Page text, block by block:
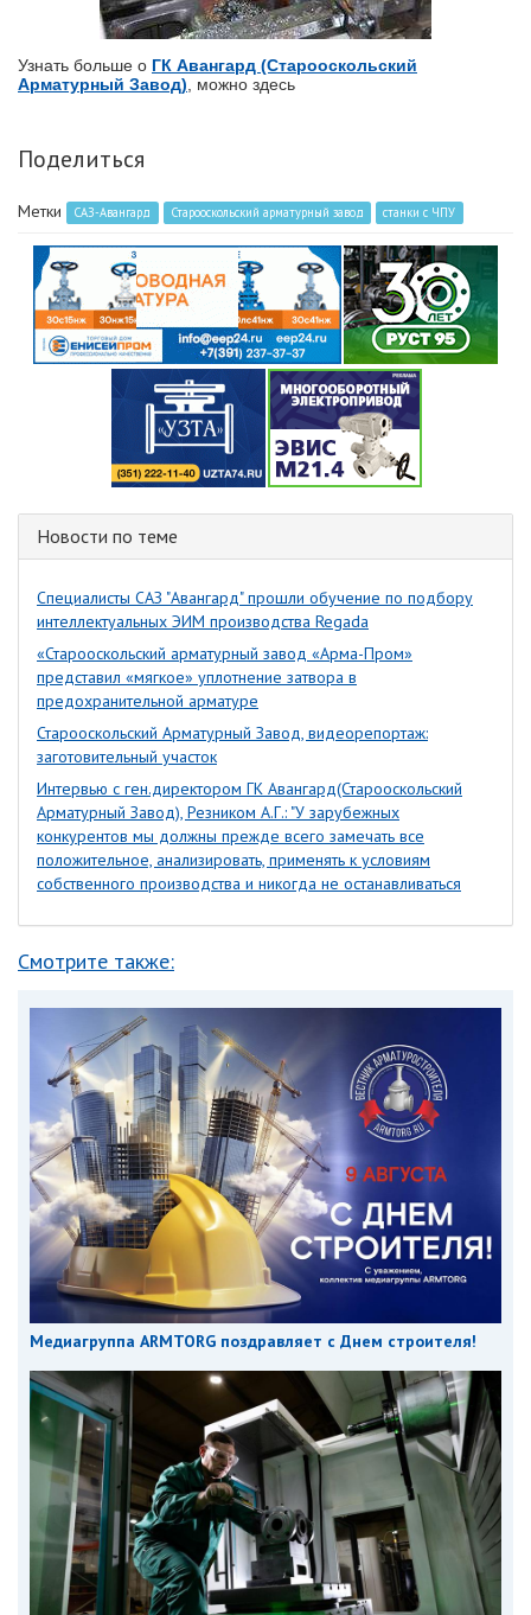
Узнать больше о ГК Авангард (Старооскольский
Арматурный Завод), можно здесь
Поделиться
Метки САЗ-Авангард Старооскольский арматурный завод станки с ЧПУ
Новости по теме
Специалисты САЗ "Авангард" прошли обучение по подбору
интеллектуальных ЭИМ производства Regada
«Старооскольский арматурный завод «Арма-Пром»
представил «мягкое» уплотнение затвора в
предохранительной арматуре
Старооскольский Арматурный Завод, видеорепортаж:
заготовительный участок
Интервью с ген.директором ГК Авангард(Старооскольский
Арматурный Завод), Резником А.Г.: "У зарубежных
конкурентов мы должны прежде всего замечать все
положительное, анализировать, применять к условиям
собственного производства и никогда не останавливаться
Смотрите также:
Медиагруппа ARMTORG поздравляет с Днем строителя!